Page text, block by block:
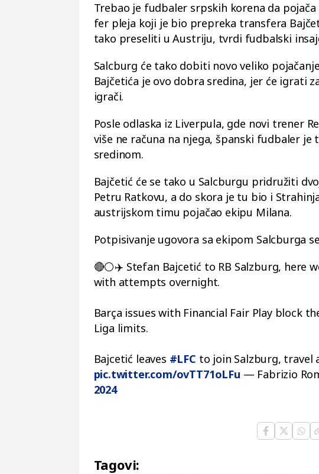
Trebao je fudbaler srpskih korena da
fer pleja koji je bio prepreka transfera
tako preseliti u Austriju, tvrdi fudbalski
Salcburg će tako dobiti novo veliko
Bajčetića je ovo dobra sredina, jer će igrati
igrači.
Posle odlaska iz Liverpula, gde novi trener
više ne računa na njega, španski fudbaler
sredinom.
Bajčetić će se tako u Salcburgu pridružiti
Petru Ratkovu, a do skora je tu bio i
austrijskom timu pojačao ekipu Milana.
Potpisivanje ugovora sa ekipom Salcburga
🔴⚪️✈️ Stefan Bajcetić to RB Salzburg, here
with attempts overnight.
Barça issues with Financial Fair Play block
Liga limits.
Bajcetić leaves #LFC to join Salzburg,
pic.twitter.com/ovTT71oLFu — Fabrizio
2024
Tagovi: